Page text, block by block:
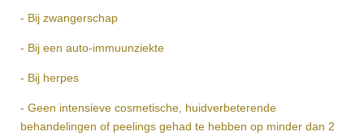
- Bij zwangerschap
- Bij een auto-immuunziekte
- Bij herpes
- Geen intensieve cosmetische, huidverbeterende
behandelingen of peelings gehad te hebben op minder dan 2